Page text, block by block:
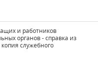
и работников
органов - справка из
служебного